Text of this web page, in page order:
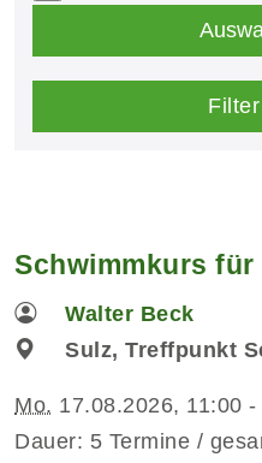
Schwimmkurs
Walter Beck
Sulz, Treffpunkt
Mo. 17.08.2026, 11:00
Dauer: 5 Termine /